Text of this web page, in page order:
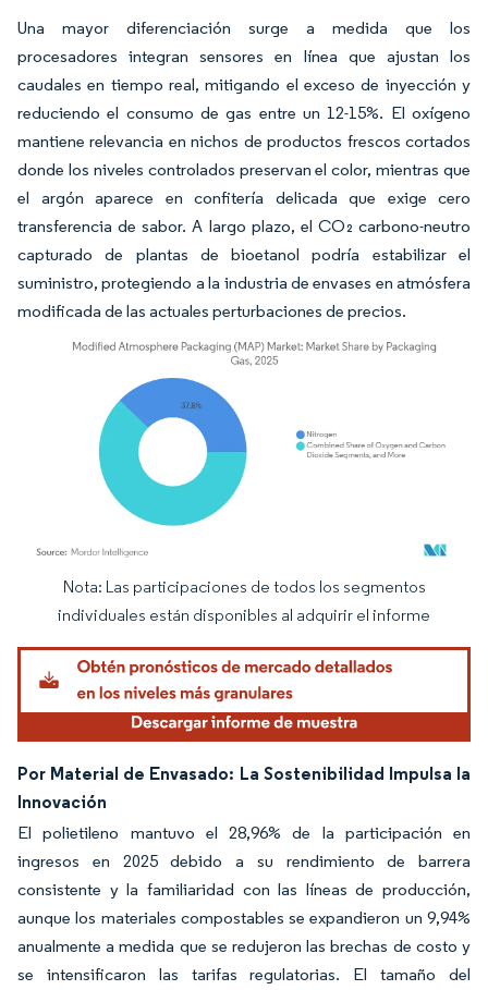
Una mayor diferenciación surge a medida que los
procesadores integran sensores en línea que ajustan los
caudales en tiempo real, mitigando el exceso de inyección y
reduciendo el consumo de gas entre un 12-15%. El oxígeno
mantiene relevancia en nichos de productos frescos cortados
donde los niveles controlados preservan el color, mientras que
el argón aparece en confitería delicada que exige cero
transferencia de sabor. A largo plazo, el CO₂ carbono-neutro
capturado de plantas de bioetanol podría estabilizar el
suministro, protegiendo a la industria de envases en atmósfera
modificada de las actuales perturbaciones de precios.
Imagen © Mordor Intelligence. El uso requiere atribución según CC BY 4.0.
Nota: Las participaciones de todos los segmentos
individuales están disponibles al adquirir el informe
Por Material de Envasado: La Sostenibilidad Impulsa la
Innovación
El polietileno mantuvo el 28,96% de la participación en
ingresos en 2025 debido a su rendimiento de barrera
consistente y la familiaridad con las líneas de producción,
aunque los materiales compostables se expandieron un 9,94%
anualmente a medida que se redujeron las brechas de costo y
se intensificaron las tarifas regulatorias. El tamaño del